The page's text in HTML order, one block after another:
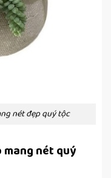
nét đẹp quý tộc
mang nét quý